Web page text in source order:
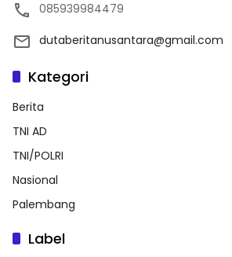
085939984479
dutaberitanusantara@gmail.com
Kategori
Berita
TNI AD
TNI/POLRI
Nasional
Palembang
Label